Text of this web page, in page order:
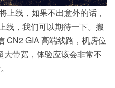
上线，如果不出意外的话，
线，我们可以期待一下。搬
CN2 GIA 高端线路，机房位
带宽，体验应该会非常不